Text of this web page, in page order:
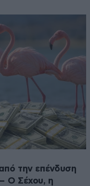
την επένδυση
Ο Σέχου, η